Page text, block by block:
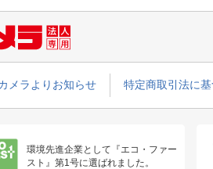
メラよりお知らせ 特定商取引法に
環境先進企業として『エコ・ファー
スト』第1号に選ばれました。